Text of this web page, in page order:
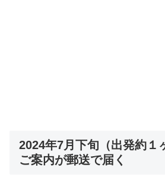
2024年7月下旬（出発約１
ご案内が郵送で届く